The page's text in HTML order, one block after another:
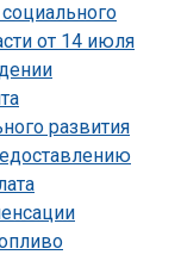
от 14 июля
развития